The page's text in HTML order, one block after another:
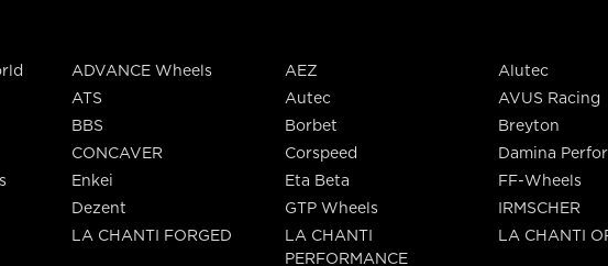
ADVANCE Wheels AEZ Alutec
ATS Autec AVUS Racing
BBS Borbet Breyton
CONCAVER Corspeed Damina
Enkei Eta Beta FF-Wheels
Dezent GTP Wheels IRMSCHER
LA CHANTI FORGED
LA CHANTI
PERFORMANCE
LA CHANTI